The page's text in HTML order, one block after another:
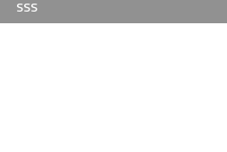
SSS